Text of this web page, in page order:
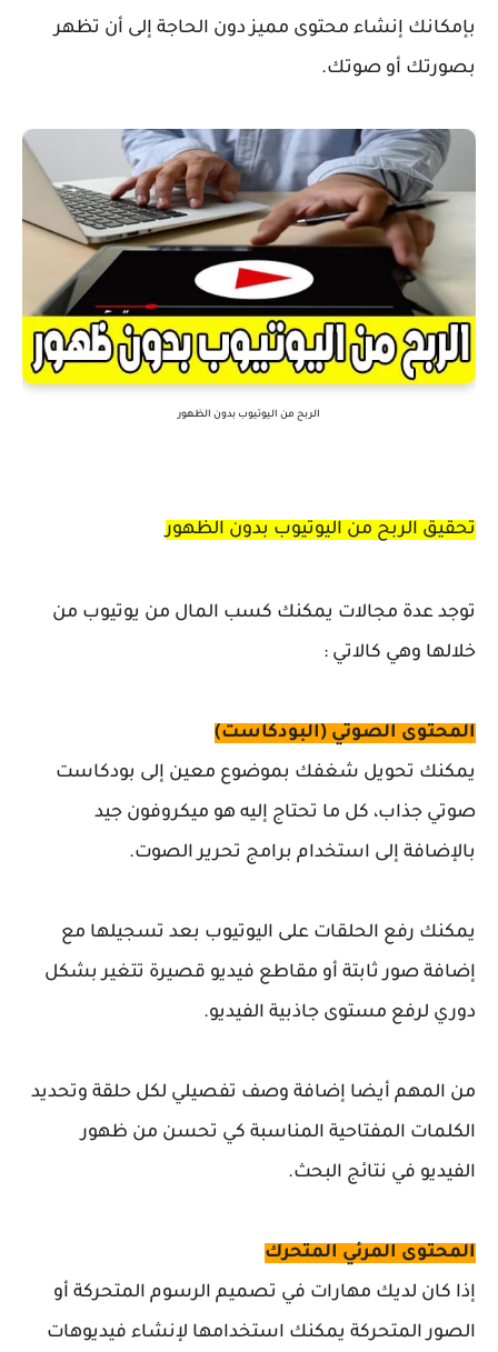
بإمكانك إنشاء محتوى مميز دون الحاجة إلى أن تظهر
بصورتك أو صوتك.
الربح من اليوتيوب بدون الظهور
تحقيق الربح من اليوتيوب بدون الظهور
توجد عدة مجالات يمكنك كسب المال من يوتيوب من
خلالها وهي كالاتي :
المحتوى الصوتي (البودكاست)
يمكنك تحويل شغفك بموضوع معين إلى بودكاست
صوتي جذاب، كل ما تحتاج إليه هو ميكروفون جيد
بالإضافة إلى استخدام برامج تحرير الصوت.
يمكنك رفع الحلقات على اليوتيوب بعد تسجيلها مع
إضافة صور ثابتة أو مقاطع فيديو قصيرة تتغير بشكل
دوري لرفع مستوى جاذبية الفيديو.
من المهم أيضا إضافة وصف تفصيلي لكل حلقة وتحديد
الكلمات المفتاحية المناسبة كي تحسن من ظهور
الفيديو في نتائج البحث.
المحتوى المرئي المتحرك
إذا كان لديك مهارات في تصميم الرسوم المتحركة أو
الصور المتحركة يمكنك استخدامها لإنشاء فيديوهات